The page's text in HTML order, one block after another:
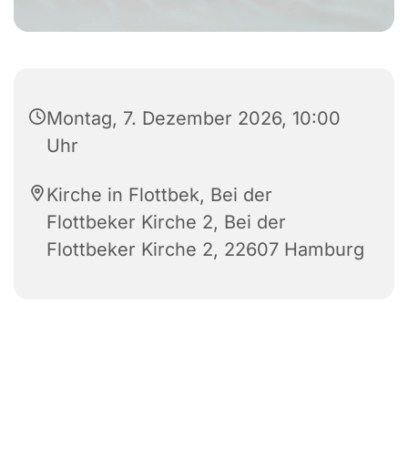
Montag, 7. Dezember 2026, 10:00
Uhr
Kirche in Flottbek, Bei der
Flottbeker Kirche 2, Bei der
Flottbeker Kirche 2, 22607 Hamburg